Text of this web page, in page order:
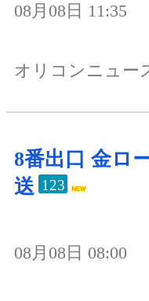
08月08日 11:35
オリコンニュー
8番出口 金ロ
送 123
08月08日 08:00